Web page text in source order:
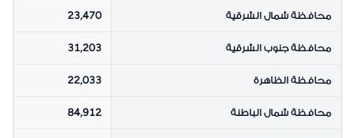
محافظة شمال الشرقية 23,470
محافظة جنوب الشرقية 31,203
محافظة الظاهرة 22,033
محافظة شمال الباطنة 84,912